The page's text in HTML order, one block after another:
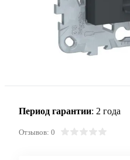
Период гарантии: 2 года
Отзывов: 0